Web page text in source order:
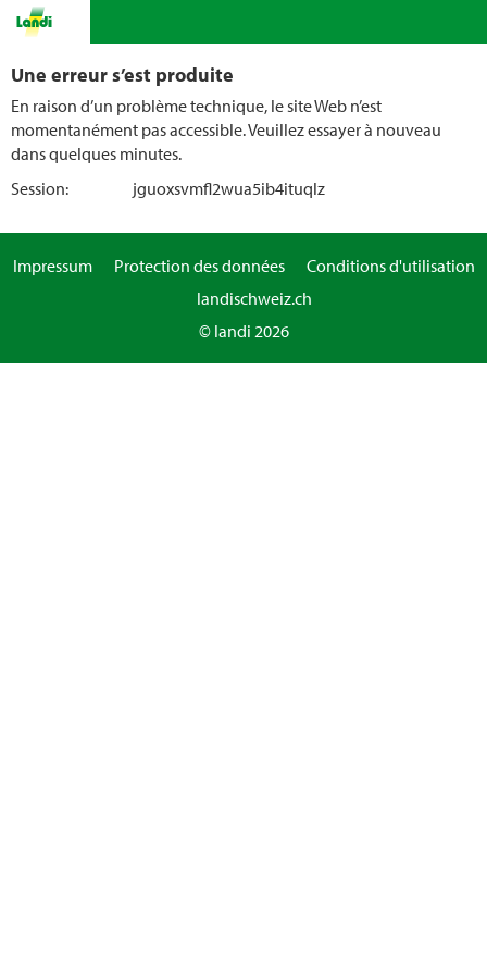
Une erreur s’est produite
En raison d’un problème technique, le site Web n’est
momentanément pas accessible. Veuillez essayer à nouveau
dans quelques minutes.
Session:
jguoxsvmfl2wua5ib4ituqlz
Impressum Protection des données
Conditions d'utilisation
landischweiz.ch
© landi 2026